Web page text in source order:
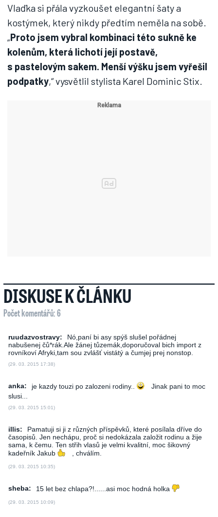
Vlaďka si přála vyzkoušet elegantní šaty a
kostýmek, který nikdy předtím neměla na sobě.
„Proto jsem vybral kombinaci této sukně ke
kolenům, která lichotí její postavě,
s pastelovým sakem. Menší výšku jsem vyřešil
podpatky,“ vysvětlil stylista Karel Dominic Stix.
DISKUSE K ČLÁNKU
Počet komentářů: 6
ruudazvostravy:
Nó,paní bi asy spýš slušel pořádnej
nabušenej čů*rák.Ale žánej tůzemák,doporučoval bich import z
rovníkoví Afryki,tam sou zvlášť vistátý a čumjej prej nonstop.
(29. 03. 2015 17:38)
anka: je kazdy touzi po zalozeni rodiny..
Jinak pani to moc
slusi...
(29. 03. 2015 15:01)
illis:
Pamatuji si ji z různých příspěvků, které posílala dříve do
časopisů. Jen nechápu, proč si nedokázala založit rodinu a žije
sama, k čemu. Ten střih vlasů je velmi kvalitní, moc šikovný
kadeřník Jakub
, chválím.
(29. 03. 2015 10:35)
sheba: 15 let bez chlapa?!......asi moc hodná holka
(29. 03. 2015 10:09)